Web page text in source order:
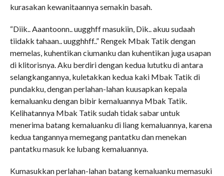
kurasakan kewanitaannya semakin basah.
“Diik.. Aaantoonn.. uugghff masukiin, Dik.. akuu sudaah
tiidakk tahaan.. uugghhff..” Rengek Mbak Tatik dengan
memelas, kuhentikan ciumanku dan kuhentikan juga usapan
di klitorisnya. Aku berdiri dengan kedua lututku di antara
selangkangannya, kuletakkan kedua kaki Mbak Tatik di
pundakku, dengan perlahan-lahan kuusapkan kepala
kemaluanku dengan bibir kemaluannya Mbak Tatik.
Kelihatannya Mbak Tatik sudah tidak sabar untuk
menerima batang kemaluanku di liang kemaluannya, karena
kedua tangannya memegang pantatku dan menekan
pantatku masuk ke lubang kemaluannya.
Kumasukkan perlahan-lahan batang kemaluanku memasuki